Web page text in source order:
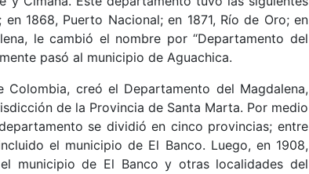
1868, Puerto Nacional; en 1871, Río de Oro; en
le cambió el nombre por “Departamento del
pasó al municipio de Aguachica.
creó el Departamento del Magdalena,
de la Provincia de Santa Marta. Por medio
se dividió en cinco provincias; entre
el municipio de El Banco. Luego, en 1908,
municipio de El Banco y otras localidades del